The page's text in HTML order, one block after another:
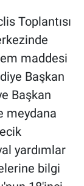
Toplantısı
maddesi
Başkan
Başkan
meydana
yardımlar
bilgi